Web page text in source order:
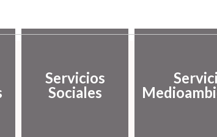
Servicios
Sociales